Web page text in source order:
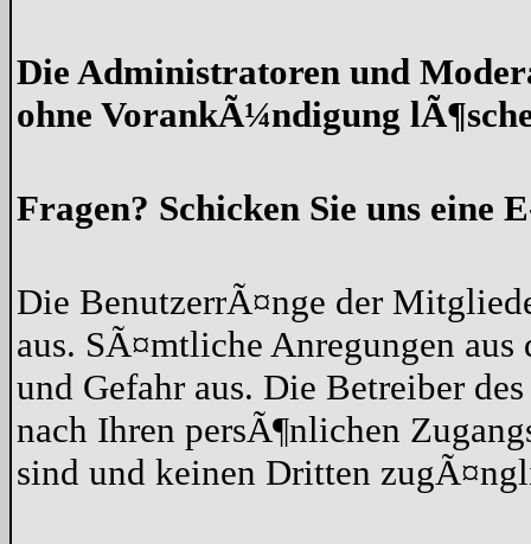
Die Administratoren und
ohne VorankÃ¼ndigung
Fragen? Schicken Sie uns eine
Die BenutzerrÃ¤nge der
aus. SÃ¤mtliche Anregungen
und Gefahr aus. Die Betreiber
nach Ihren persÃ¶nlichen
sind und keinen Dritten